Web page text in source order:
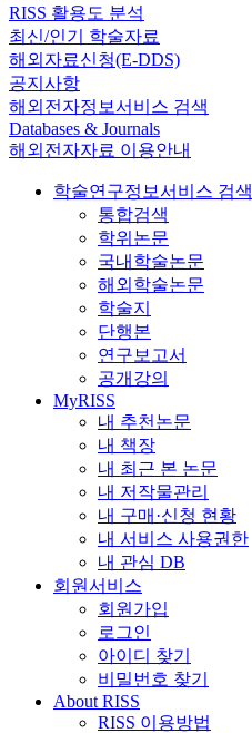
RISS 활용도 분석
최신/인기 학술자료
해외자료신청(E-DDS)
공지사항
해외전자정보서비스 검색
Databases & Journals
해외전자자료 이용안내
학술연구정보서비스 검색
통합검색
학위논문
국내학술논문
해외학술논문
학술지
단행본
연구보고서
공개강의
MyRISS
내 추천논문
내 책장
내 최근 본 논문
내 저작물관리
내 구매·신청 현황
내 서비스 사용권한
내 관심 DB
회원서비스
회원가입
로그인
아이디 찾기
비밀번호 찾기
About RISS
RISS 이용방법